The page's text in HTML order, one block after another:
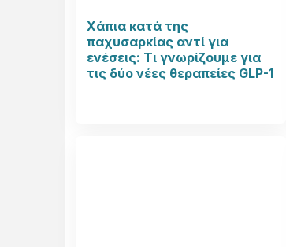
Χάπια κατά της
παχυσαρκίας αντί για
ενέσεις: Τι γνωρίζουμε για
τις δύο νέες θεραπείες GLP-1